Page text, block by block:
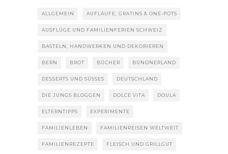
ALLGEMEIN AUFLÄUFE, GRATINS & ONE-POTS
AUSFLÜGE UND FAMILIENFERIEN SCHWEIZ
BASTELN, HANDWERKEN UND DEKORIEREN
BERN BROT BÜCHER BÜNDNERLAND
DESSERTS UND SÜSSES DEUTSCHLAND
DIE JUNGS BLOGGEN DOLCE VITA DOULA
ELTERNTIPPS EXPERIMENTE
FAMILIENLEBEN FAMILIENREISEN WELTWEIT
FAMILIENREZEPTE FLEISCH UND GRILLGUT